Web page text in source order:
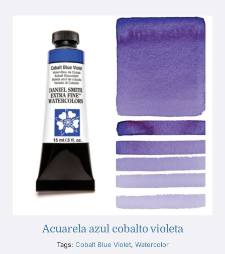
Acuarela azul cobalto violeta
Tags: Cobalt Blue Violet, Watercolor